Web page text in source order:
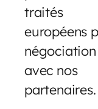
traités
européens
négociation
avec nos
partenaires.